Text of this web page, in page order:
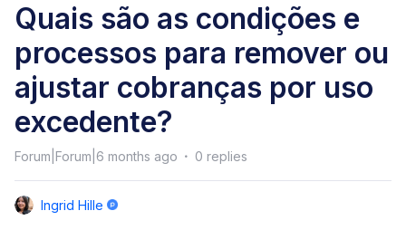
Quais são as condições e
processos para remover ou
ajustar cobranças por uso
excedente?
Forum|Forum|6 months ago 0 replies
Ingrid Hille